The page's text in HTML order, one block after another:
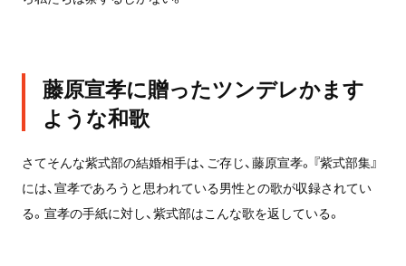
藤原宣孝に贈ったツンデレかます
ような和歌
さてそんな紫式部の結婚相手は、ご存じ、藤原宣孝。『紫式部集』
には、宣孝であろうと思われている男性との歌が収録されてい
る。宣孝の手紙に対し、紫式部はこんな歌を返している。